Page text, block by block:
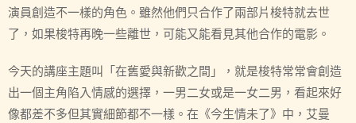
演員創造不一樣的角色。雖然他們只合作了兩部片梭特就去世
了，如果梭特再晚一些離世，可能又能看見其他合作的電影。
今天的講座主題叫「在舊愛與新歡之間」，就是梭特常常會創造
出一個主角陷入情感的選擇，一男二女或是一女二男，看起來好
像都差不多但其實細節都不一樣。在《今生情未了》中，艾曼